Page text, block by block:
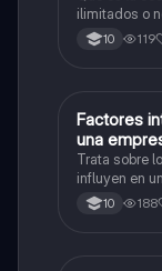
ilimitados o
10 119
Factores
una
Trata sobre
influyen en
10 188